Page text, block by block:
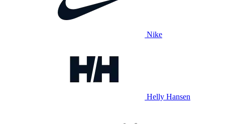
Nike
Helly Hansen